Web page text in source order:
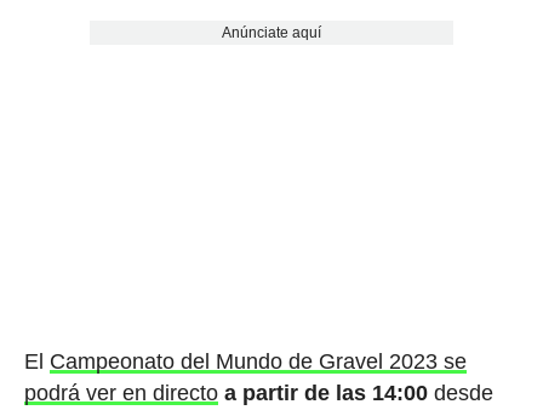
Anúnciate aquí
El Campeonato del Mundo de Gravel 2023 se
podrá ver en directoa partir de las 14:00desde